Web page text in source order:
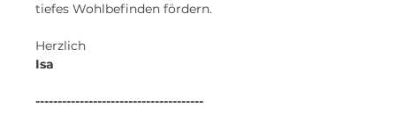
tiefes Wohlbefinden fördern.
Herzlich
Isa
--------------------------------------